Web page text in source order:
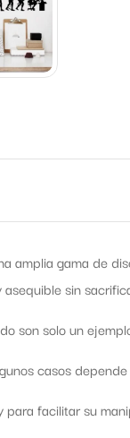
amplia gama de
sin
son solo un
casos
facilitar su